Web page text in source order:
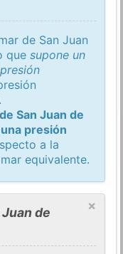
de San Juan
quesupone un
San Juan de
presión
a la
equivalente.
×
de